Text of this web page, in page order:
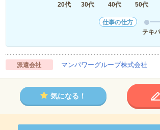
20代
30代 40代 50代
仕事の仕方
テキ
派遣会社 マンパワーグループ株式会社
気になる！